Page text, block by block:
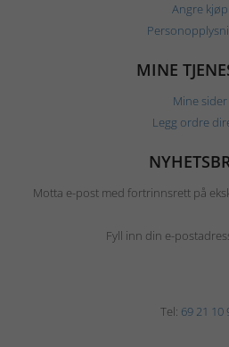
Angre kjøp
MINE
Mine sider
Legg ordre
Motta e-post med fortrinnsrett på
Fyll inn din e-
Tel: 69 21 10